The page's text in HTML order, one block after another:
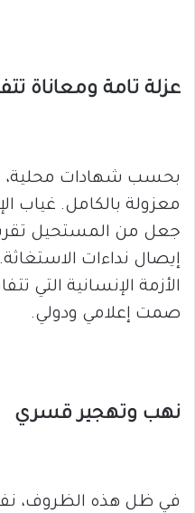
عزلة تامة ومعاناة
بحسب شهادات محلية،
معزولة بالكامل. غياب
جعل من المستحيل
إيصال نداءات
الأزمة الإنسانية التي
صمت إعلامي ودولي.
نهب وتهجير قسري
في ظل هذه الظروف،